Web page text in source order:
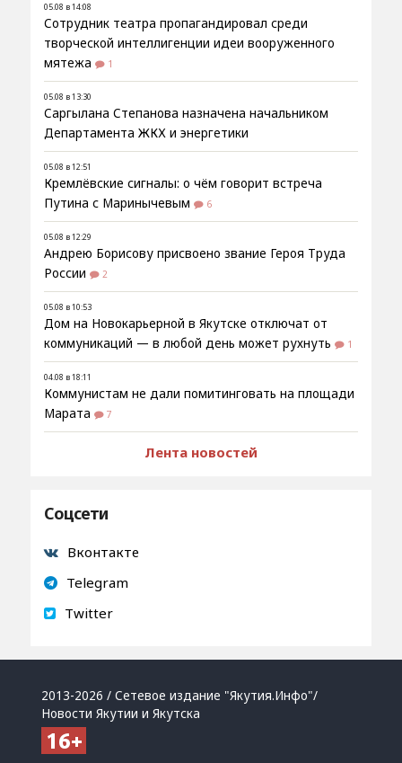
05.08 в 14:08
Сотрудник театра пропагандировал среди
творческой интеллигенции идеи вооруженного
мятежа
1
05.08 в 13:30
Саргылана Степанова назначена начальником
Департамента ЖКХ и энергетики
05.08 в 12:51
Кремлёвские сигналы: о чём говорит встреча
Путина с Маринычевым
6
05.08 в 12:29
Андрею Борисову присвоено звание Героя Труда
России
2
05.08 в 10:53
Дом на Новокарьерной в Якутске отключат от
коммуникаций — в любой день может рухнуть
1
04.08 в 18:11
Коммунистам не дали помитинговать на площади
Марата
7
Лента новостей
Соцсети
Вконтакте
Telegram
Twitter
2013-2026 / Сетевое издание "Якутия.Инфо"/
Новости Якутии и Якутска